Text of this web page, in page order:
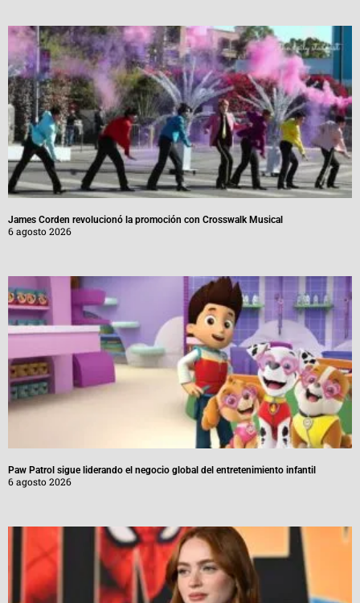
James Corden revolucionó la promoción con Crosswalk Musical
6 agosto 2026
Paw Patrol sigue liderando el negocio global del entretenimiento infantil
6 agosto 2026